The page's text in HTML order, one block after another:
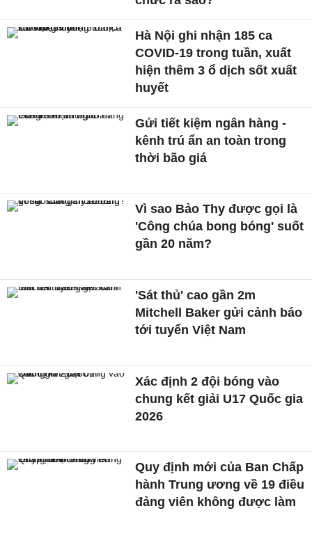
Hà Nội ghi nhận 185 ca
COVID-19 trong tuần, xuất
hiện thêm 3 ổ dịch sốt xuất
huyết
Gửi tiết kiệm ngân hàng -
kênh trú ẩn an toàn trong
thời bão giá
Vì sao Bảo Thy được gọi là
'Công chúa bong bóng' suốt
gần 20 năm?
'Sát thủ' cao gần 2m
Mitchell Baker gửi cảnh báo
tới tuyển Việt Nam
Xác định 2 đội bóng vào
chung kết giải U17 Quốc gia
2026
Quy định mới của Ban Chấp
hành Trung ương về 19 điều
đảng viên không được làm